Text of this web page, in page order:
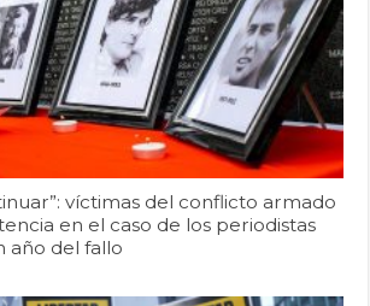
víctimas del conflicto armado
en el caso de los periodistas
año del fallo